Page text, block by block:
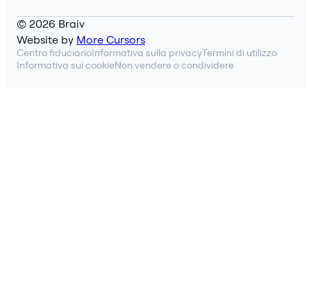
© 2026 Braiv
Website by More Cursors
Centro fiduciarioInformativa sulla privacyTermini di utilizzo
Informativa sui cookieNon vendere o condividere